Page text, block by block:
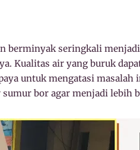
berminyak seringkali
Kualitas air yang buruk
untuk mengatasi
bor agar menjadi lebih